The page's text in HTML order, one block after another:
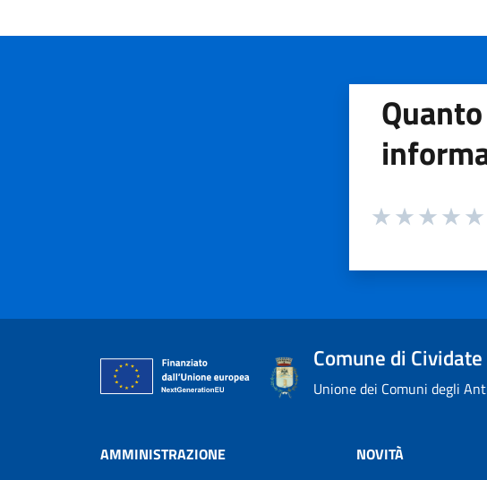
Valuta da 1 a 5 stelle
Comune di
Unione dei Comuni degli
AMMINISTRAZIONE NOVITÀ